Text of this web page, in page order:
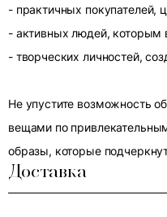
- практичных покупателей,
- активных людей, которым
- творческих личностей,
Не упустите возможность
вещами по
образы, которые
Доставка